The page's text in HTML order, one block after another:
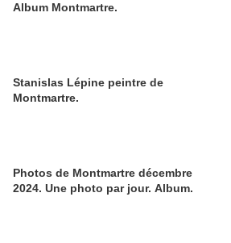
Album Montmartre.
Stanislas Lépine peintre de
Montmartre.
Photos de Montmartre décembre
2024. Une photo par jour. Album.